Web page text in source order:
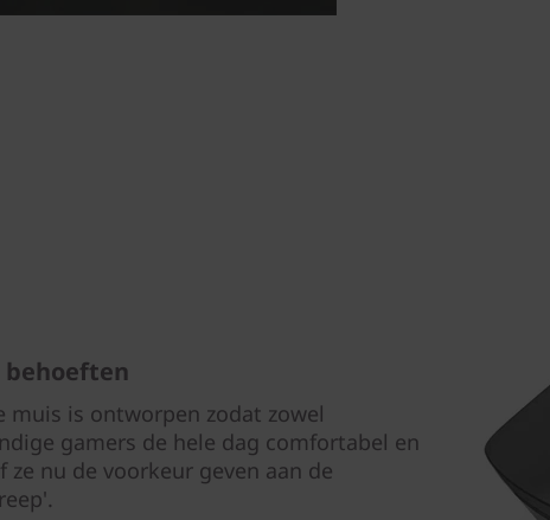
behoeften
muis is ontworpen zodat zowel
gamers de hele dag comfortabel en
nu de voorkeur geven aan de